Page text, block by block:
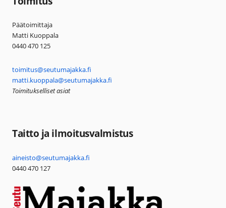
Päätoimittaja
Matti Kuoppala
0440 470 125
toimitus@seutumajakka.fi
matti.kuoppala@seutumajakka.fi
Toimitukselliset asiat
Taitto ja ilmoitusvalmistus
aineisto@seutumajakka.fi
0440 470 127